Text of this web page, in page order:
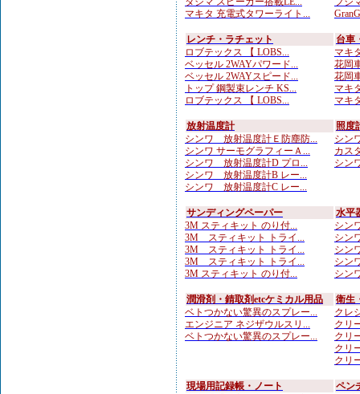
マキタ 充電式タワーライト...
レンチ・ラチェット
ロブテックス 【 LOBS...
ベッセル 2WAYパワード...
ベッセル 2WAYスピード...
トップ 鋼製束レンチ KS...
ロブテックス 【 LOBS...
台車
マキ
花岡
花岡
マキ
マキ
放射温度計
シンワ 放射温度計Ｅ防塵防...
シンワ サーモグラフィーＡ...
シンワ 放射温度計D プロ...
シンワ 放射温度計B レー...
シンワ 放射温度計C レー...
照度
シン
カス
シン
サンディングペーパー
3M スティキット のり付...
3M スティキット トライ...
3M スティキット トライ...
3M スティキット トライ...
3M スティキット のり付...
水平
シン
シン
シン
シン
シン
潤滑剤・錆取剤etcケミカル用品
ベトつかない驚異のスプレー...
エンジニア ネジザウルスリ...
ベトつかない驚異のスプレー...
衛生
クレ
クリ
クリ
クリ
クリ
現場用記録帳・ノート
ペン